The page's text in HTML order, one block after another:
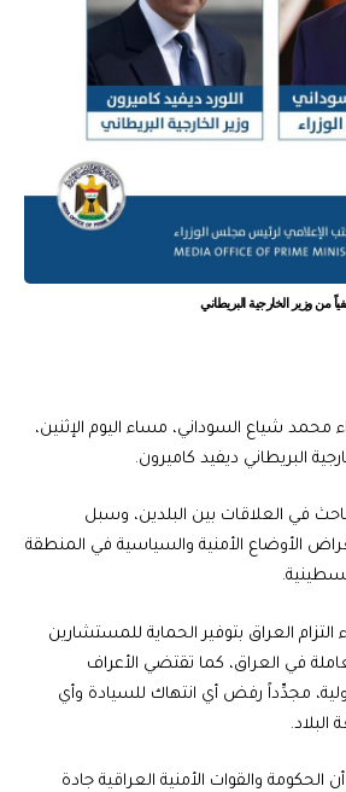
من وزير الخارجية البريطاني
شياع السوداني، مساء اليوم الإثنين،
البريطاني ديفيد كاميرون.
في العلاقات بين البلدين، وسبل
الأوضاع الأمنية والسياسية في المنطقة
العراق بتوفير الحماية للمستشارين
في العراق، كما تقتضي الأعراف
مجدِّداً رفض أي انتهاك للسيادة وأي
والقوات الأمنية العراقية جادة